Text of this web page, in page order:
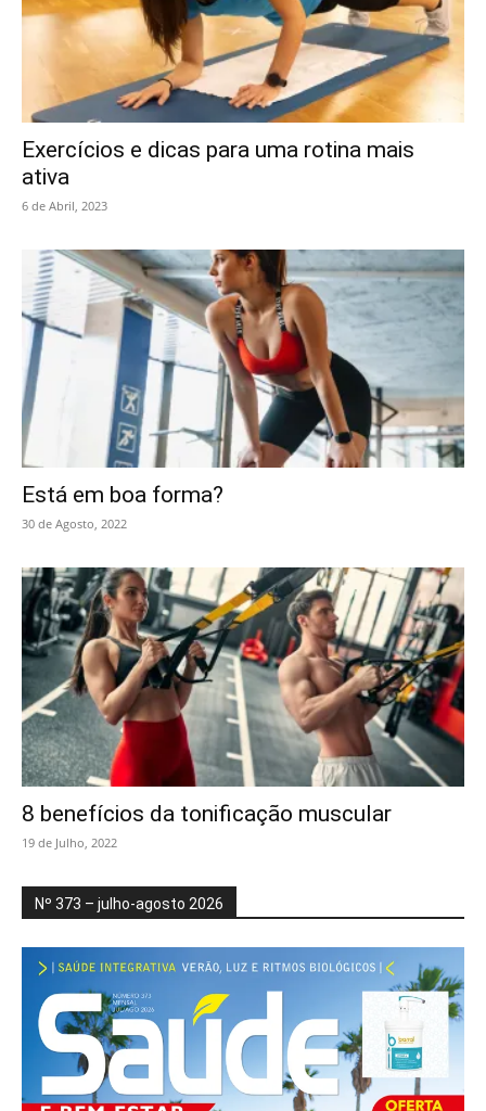
Exercícios e dicas para uma rotina mais
ativa
6 de Abril, 2023
Está em boa forma?
30 de Agosto, 2022
8 benefícios da tonificação muscular
19 de Julho, 2022
Nº 373 – julho-agosto 2026